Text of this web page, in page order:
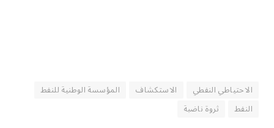
الاحتياطي النفطي الاستكشاف
المؤسسة الوطنية للنفط
النفط
ثروة ناضبة